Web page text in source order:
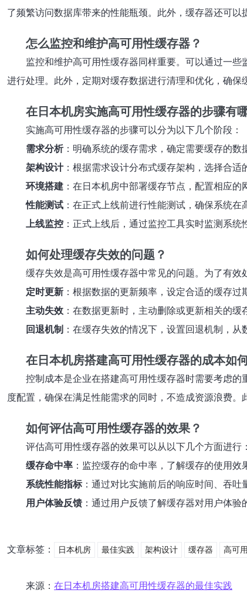
了频繁访问数据库带来的性能瓶颈。此外，缓存器还可
怎么监控和维护高可用性缓存器？
监控和维护高可用性缓存器同样重要。可以通过一
进行处理。此外，定期对缓存数据进行清理和优化，确保
在日本机房实施高可用性缓存器的步骤有
实施高可用性缓存器的步骤可以分为以下几个阶段：
需求分析：明确系统的缓存需求，确定需要缓存的数
架构设计：根据需求设计分布式缓存架构，选择合适
环境搭建 ：在日本机房中部署缓存节点，配置相应的
性能测试 ：在正式上线前进行性能测试，确保系统在
上线监控 ：正式上线后，通过监控工具实时监测系统
如何处理缓存失效的问题？
缓存失效是高可用性缓存器中常见的问题。为了有效
定时更新 ：根据数据的更新频率，设定合适的缓存过
主动失效 ：在数据更新时，主动删除或更新相关的缓
回退机制 ：在缓存失效的情况下，设置回退机制，
在日本机房搭建高可用性缓存器的成本如
控制成本是企业在搭建高可用性缓存器时需要考虑
度配置，确保在满足性能需求的同时，不造成资源浪费
如何评估高可用性缓存器的效果？
评估高可用性缓存器的效果可以从以下几个方面进行：
缓存命中率 ：监控缓存的命中率，了解缓存的使用效
系统性能指标：通过对比实施前后的响应时间、吞吐
用户体验反馈 ：通过用户反馈了解缓存器对用户体验
文章标签： 日本机房 最佳实践 架构设计 缓存器 高可
来源： 在日本机房搭建高可用性缓存器的最佳实践